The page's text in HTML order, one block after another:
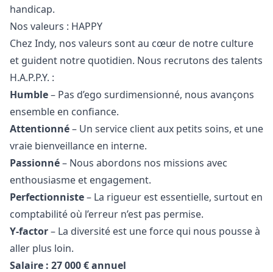
handicap.
Nos valeurs : HAPPY
Chez Indy, nos valeurs sont au cœur de notre culture
et guident notre quotidien. Nous recrutons des talents
H.A.P.P.Y. :
Humble– Pas d’ego surdimensionné, nous avançons
ensemble en confiance.
Attentionné– Un service client aux petits soins, et une
vraie bienveillance en interne.
Passionné– Nous abordons nos missions avec
enthousiasme et engagement.
Perfectionniste– La rigueur est essentielle, surtout en
comptabilité où l’erreur n’est pas permise.
Y-factor– La diversité est une force qui nous pousse à
aller plus loin.
Salaire : 27 000 € annuel